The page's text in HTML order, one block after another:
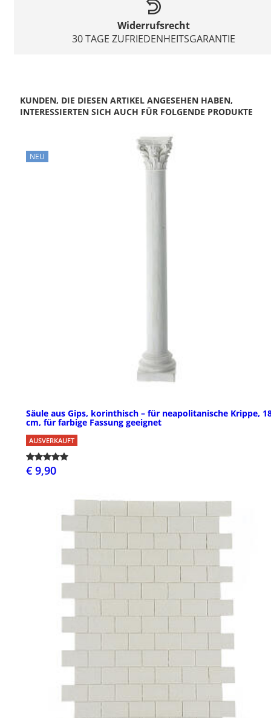
Widerrufsrecht
30 TAGE ZUFRIEDENHEITSGARANTIE
KUNDEN, DIE DIESEN ARTIKEL ANGESEHEN HABEN,
INTERESSIERTEN SICH AUCH FÜR FOLGENDE PRODUKTE
NEU
Säule aus Gips, korinthisch – für neapolitanische Krippe,
cm, für farbige Fassung geeignet
AUSVERKAUFT
€ 9,90